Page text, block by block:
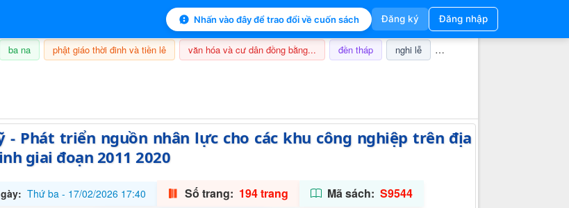
Nhấn vào đây để trao đổi về cuốn sách Đăng ký Đăng nhập
ba na phật giáo thời đinh và tiền lê văn hóa và cư dân đồng bằng... đền tháp nghi lễ champa
- Phát triển nguồn nhân lực cho các khu công nghiệp trên địa
giai đoạn 2011 2020
Thứ ba - 17/02/2026 17:40 Số trang: 194 trang Mã sách: S9544